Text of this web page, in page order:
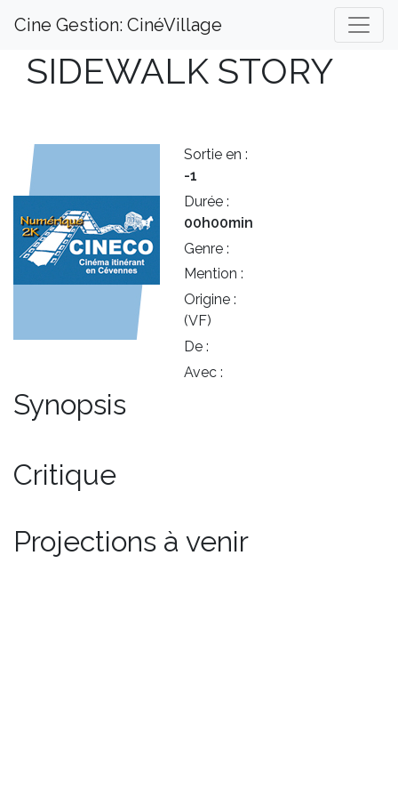
Cine Gestion: CinéVillage
SIDEWALK STORY
Sortie en :
-1
Durée :
00h00min
Genre :
Mention :
Origine :
(VF)
De :
Avec :
Synopsis
Critique
Projections à venir